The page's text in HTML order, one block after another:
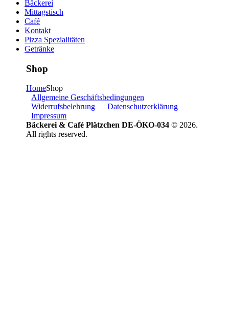
Bäckerei
Mittagstisch
Café
Kontakt
Pizza Spezialitäten
Getränke
Shop
HomeShop
Allgemeine Geschäftsbedingungen
Widerrufsbelehrung
Datenschutzerklärung
Impressum
Bäckerei & Café Plätzchen DE-ÖKO-034 © 2026.
All rights reserved.